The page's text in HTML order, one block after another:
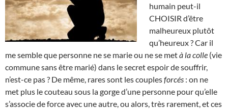
humain peut-il
CHOISIR d’être
malheureux plutôt
qu’heureux ? Car il
me semble que personne ne se marie ou ne se metà la colle (vie
commune sans être marié) dans le secret espoir de souffrir,
n’est-ce pas ? De même, rares sont les couplesforcés : on ne
met plus le couteau sous la gorge d’une personne pour qu’elle
s’associe de force avec une autre, ou alors, très rarement, et ces